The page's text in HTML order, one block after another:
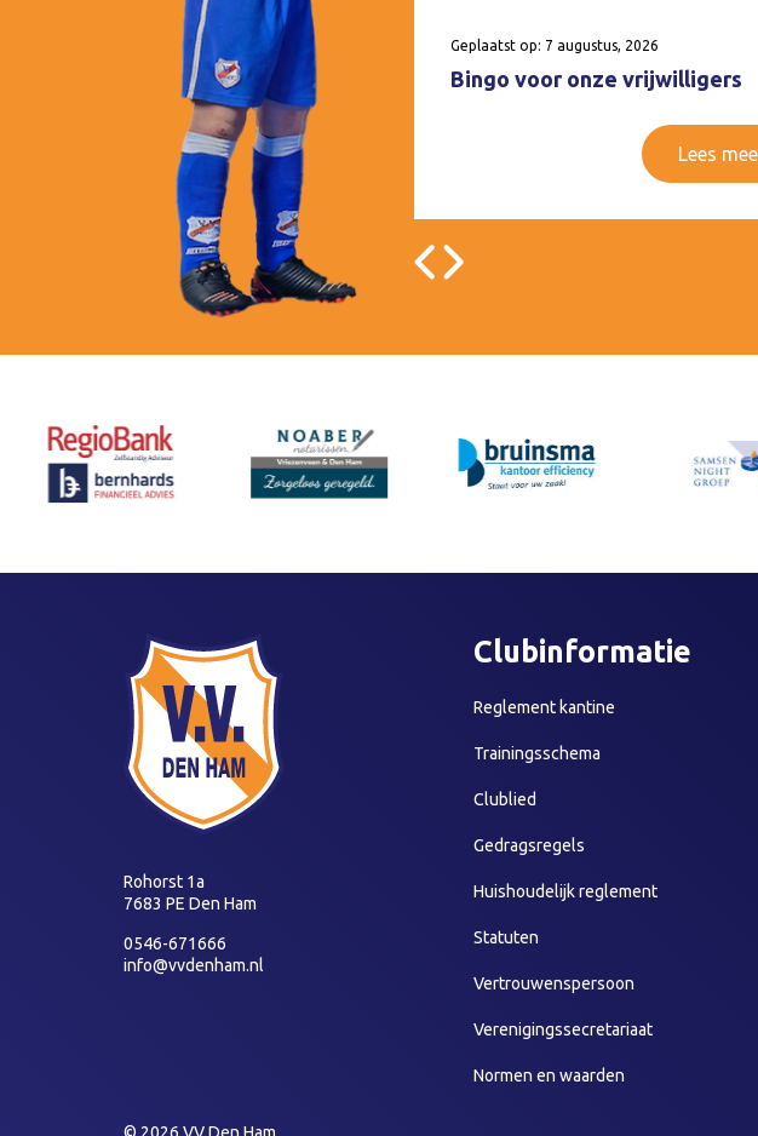
Geplaatst op: 7 augustus, 2026
Bingo voor onze vrijwilligers
Lees
Rohorst 1a
7683 PE Den Ham
0546-671666
info@vvdenham.nl
Clubinformatie
Reglement kantine
Trainingsschema
Clublied
Gedragsregels
Huishoudelijk reglement
Statuten
Vertrouwenspersoon
Verenigingssecretariaat
Normen en waarden